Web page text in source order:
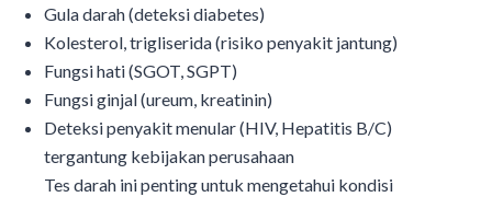
Gula darah (deteksi diabetes)
Kolesterol, trigliserida (risiko penyakit jantung)
Fungsi hati (SGOT, SGPT)
Fungsi ginjal (ureum, kreatinin)
Deteksi penyakit menular (HIV, Hepatitis B/C)
tergantung kebijakan perusahaan
Tes darah ini penting untuk mengetahui kondisi